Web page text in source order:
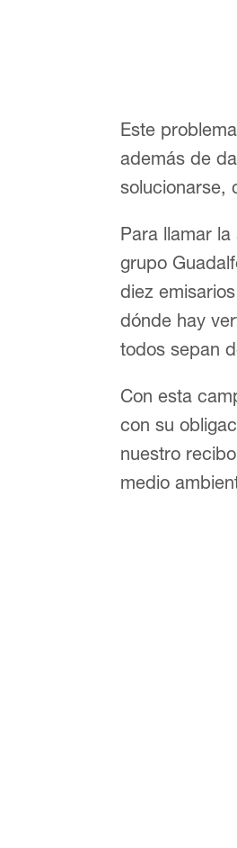
Este
además de
solucionarse,
Para llamar
grupo
diez
dónde hay
todos sepan
Con esta
con su
nuestro
medio